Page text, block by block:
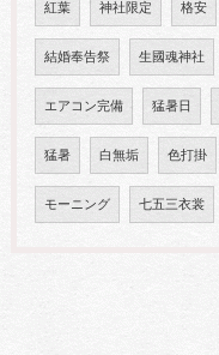
紅葉 神社限定 格安
結婚奉告祭 生國魂神社
エアコン完備 猛暑日
猛暑 白無垢 色打掛
モーニング 七五三衣裳